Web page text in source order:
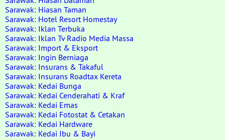
Sarawak: Hiasan Taman
Sarawak: Hotel Resort Homestay
Sarawak: Iklan Terbuka
Sarawak: Iklan Tv Radio Media Massa
Sarawak: Import & Eksport
Sarawak: Ingin Berniaga
Sarawak: Insurans & Takaful
Sarawak: Insurans Roadtax Kereta
Sarawak: Kedai Bunga
Sarawak: Kedai Cenderahati & Kraf
Sarawak: Kedai Emas
Sarawak: Kedai Fotostat & Cetakan
Sarawak: Kedai Hardware
Sarawak: Kedai Ibu & Bayi